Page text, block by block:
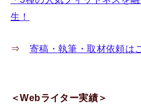
生！
⇒ 寄稿・執筆・取材依頼は
＜Webライター実績＞